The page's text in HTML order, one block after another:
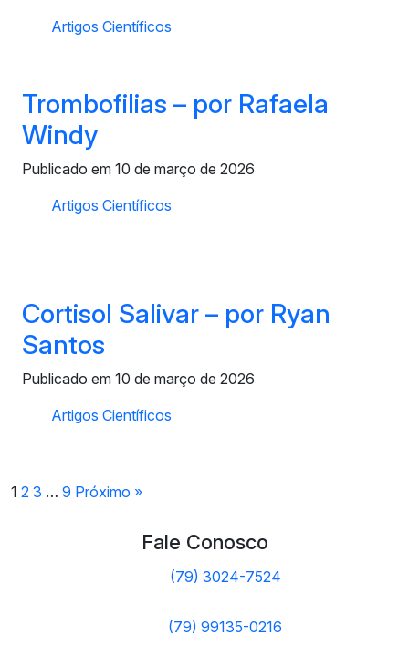
Artigos Científicos
Trombofilias – por Rafaela
Windy
Publicado em 10 de março de 2026
Artigos Científicos
Cortisol Salivar – por Ryan
Santos
Publicado em 10 de março de 2026
Artigos Científicos
1 2 3 … 9 Próximo »
Fale Conosco
(79) 3024-7524
(79) 99135-0216